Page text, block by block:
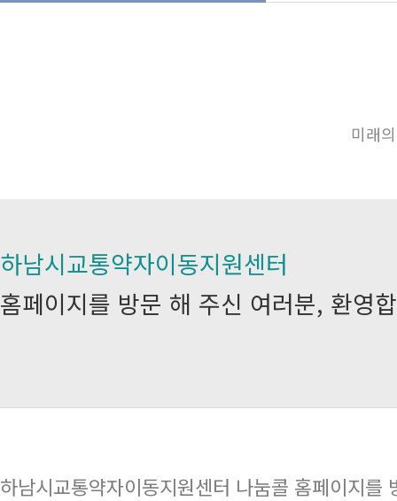
미래
하남시교통약자이동지원센터
홈페이지를 방문 해 주신 여러분, 환영
하남시교통약자이동지원센터 나눔콜 홈페이지를